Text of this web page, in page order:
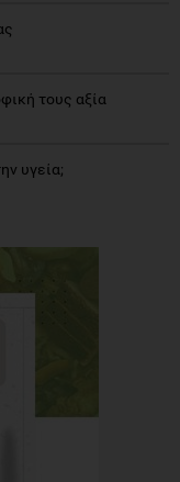
τους αξία
υγεία;